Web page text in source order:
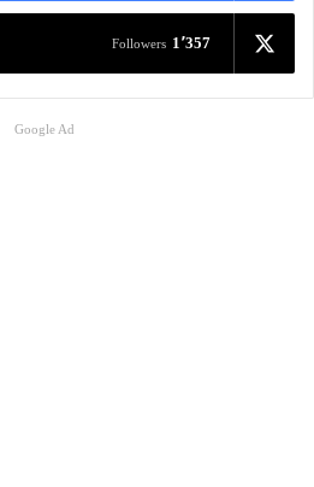
1٬357 Followers
Google Ad